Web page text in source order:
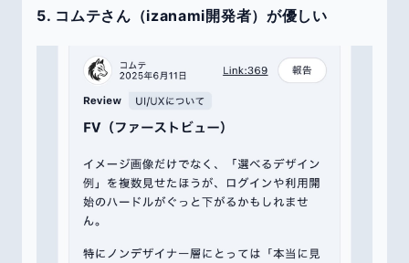
5. コムテさん（izanami開発者）が優しい